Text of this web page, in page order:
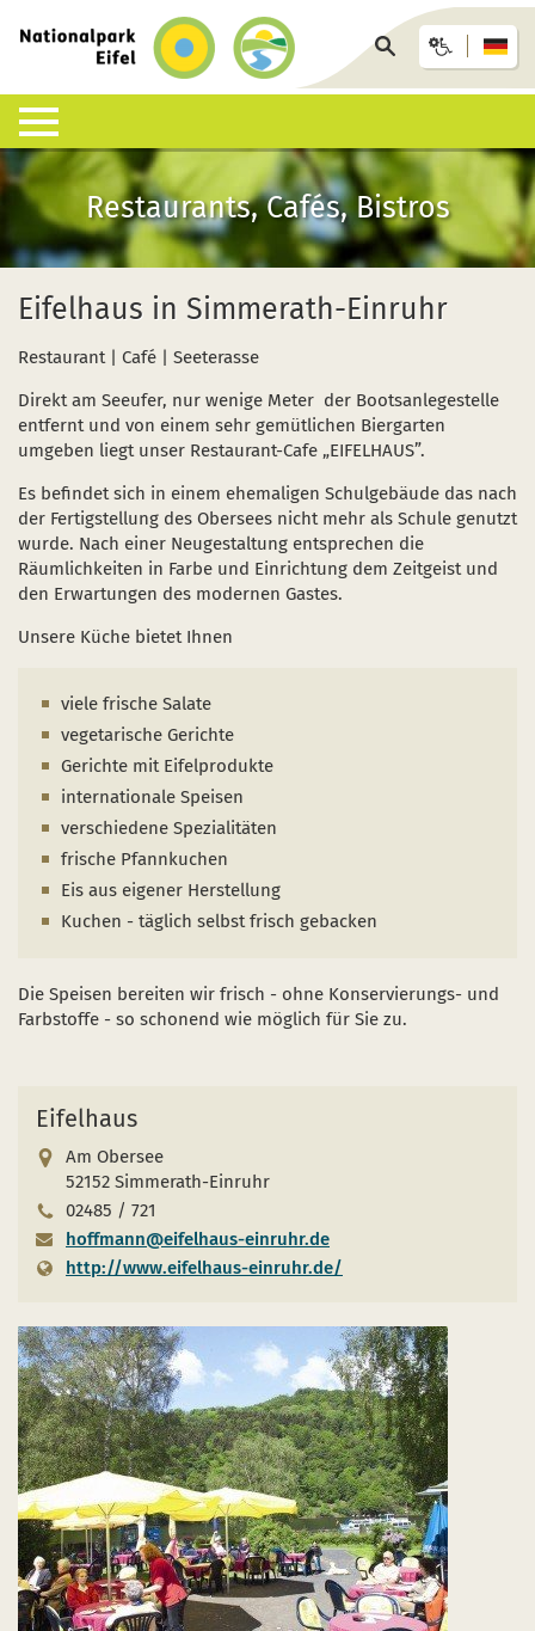
Startseite
Seite
durchsuchen
Lebensraum Nationalpark
Was ist ein Nationalpark?
Besondere Tiere und Pflanzen
Artenliste
Lebensräume
Geologie, Böden und Klima
Forschung im Nationalpark
Naturentwicklung
Absterbende Fichten machen Platz für heimische
Der Wolf kehrt zurück
Nationalpark erleben
Veranstaltungen
Aktuelles
Geführte Wanderungen
Auf eigene Faust
Wandervorschläge
Wildnis-Trail
Kinder, Jugendliche und Familien
Schulen und Kitas
Barrierefrei unterwegs
Sternenpark
Erlebnisregion Nationalpark Eifel
Start- und Treffpunkte
Infohäuser & Einrichtungen
Nationalpark-Zentrum Eifel
Nationalpark-Tore
Nationalpark-Infopunkte
Wildniswerkstatt Düttling
Natur-Erlebnis-Treff (NEsT) Jugendwaldheim
Nationalpark-Schulen
Nationalpark-Kitas
Anreise & Unterkunft
Anreise
Nationalpark-Gastgeber
Arrangements & Pauschalen
GästeCard
Fahrtziel Natur
Infothek
Pressemitteilungen
Sozioökonomisches Monitoring
Downloads
Motorradfahrende
Einsatz von Drohnen
Fan-Artikel zum Nationalpark
Bücher und Karten
Kurzfilme
Afrikanische Schweinepest
FAQ
einem neuen Fenster)
in einem neuen Fenster)
sich in einem neuen Fenster)
Restaurants, Cafés, Bistros
Eifelhaus in Simmerath-Einruhr
Restaurant | Café | Seeterasse
Direkt am Seeufer, nur wenige Meter der Bootsanlegestelle
entfernt und von einem sehr gemütlichen Biergarten
umgeben liegt unser Restaurant-Cafe „EIFELHAUS”.
Es befindet sich in einem ehemaligen Schulgebäude das nach
der Fertigstellung des Obersees nicht mehr als Schule genutzt
wurde. Nach einer Neugestaltung entsprechen die
Räumlichkeiten in Farbe und Einrichtung dem Zeitgeist und
den Erwartungen des modernen Gastes.
Unsere Küche bietet Ihnen
viele frische Salate
vegetarische Gerichte
Gerichte mit Eifelprodukte
internationale Speisen
verschiedene Spezialitäten
frische Pfannkuchen
Eis aus eigener Herstellung
Kuchen - täglich selbst frisch gebacken
Die Speisen bereiten wir frisch - ohne Konservierungs- und
Farbstoffe - so schonend wie möglich für Sie zu.
Eifelhaus
Am Obersee
52152 Simmerath-Einruhr
02485 / 721
hoffmann@eifelhaus-einruhr.de
http://www.eifelhaus-einruhr.de/